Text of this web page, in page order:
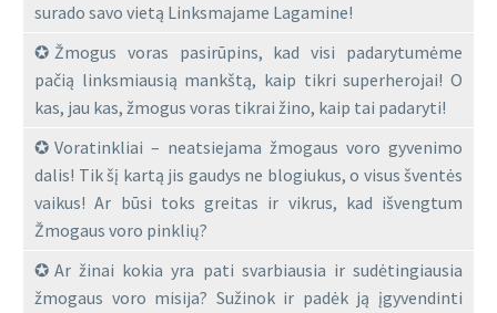
surado savo vietą Linksmajame Lagamine!
Žmogus voras pasirūpins, kad visi padarytumėme
pačią linksmiausią mankštą, kaip tikri superherojai! O
kas, jau kas, žmogus voras tikrai žino, kaip tai padaryti!
Voratinkliai – neatsiejama žmogaus voro gyvenimo
dalis! Tik šį kartą jis gaudys ne blogiukus, o visus šventės
vaikus! Ar būsi toks greitas ir vikrus, kad išvengtum
Žmogaus voro pinklių?
Ar žinai kokia yra pati svarbiausia ir sudėtingiausia
žmogaus voro misija? Sužinok ir padėk ją įgyvendinti